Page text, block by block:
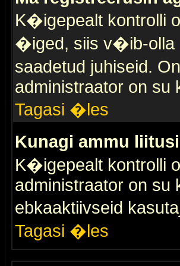
K�igepealt kontrolli
�iged, siis v�ib-olla
saadetud juhiseid.
administraator on su
Tagasi �les
Kunagi ammu
K�igepealt kontrolli
administraator on su
ebkaaktiivseid
Tagasi �les